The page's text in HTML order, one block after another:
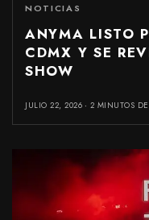
NOTICIAS
ANYMA LISTO
CDMX Y SE
SHOW
JULIO 22, 2026 2 MINUTOS